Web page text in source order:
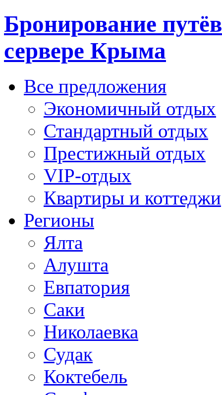
Бронирование
сервере Крыма
Все предложения
Экономичный отдых
Стандартный отдых
Престижный отдых
VIP-отдых
Квартиры и коттеджи
Регионы
Ялта
Алушта
Евпатория
Саки
Николаевка
Судак
Коктебель